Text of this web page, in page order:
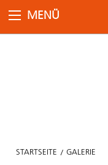
MENÜ
STARTSEITE GALERIE